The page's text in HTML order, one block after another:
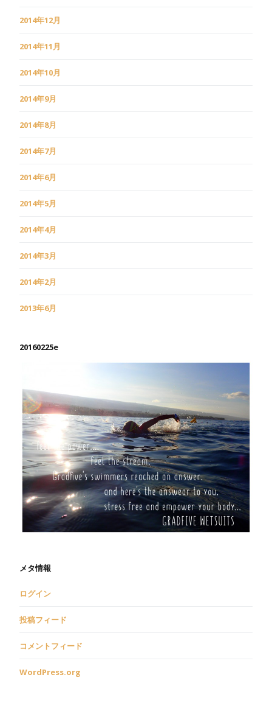
2014年12月
2014年11月
2014年10月
2014年9月
2014年8月
2014年7月
2014年6月
2014年5月
2014年4月
2014年3月
2014年2月
2013年6月
20160225e
メタ情報
ログイン
投稿フィード
コメントフィード
WordPress.org